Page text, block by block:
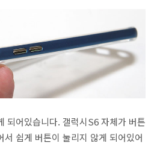
되어있습니다. 갤럭시S6 자체가 버튼
서 쉽게 버튼이 눌리지 않게 되어있어